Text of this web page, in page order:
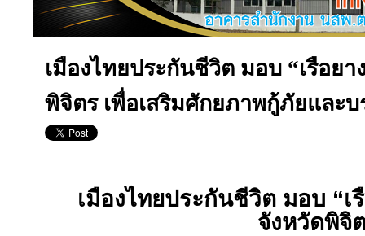
เมืองไทยประกันชีวิต มอบ “เรือย
พิจิตร เพื่อเสริมศักยภาพกู้ภัยและ
เมืองไทยประกันชีวิต มอบ “เ
จังหวัดพิจิ